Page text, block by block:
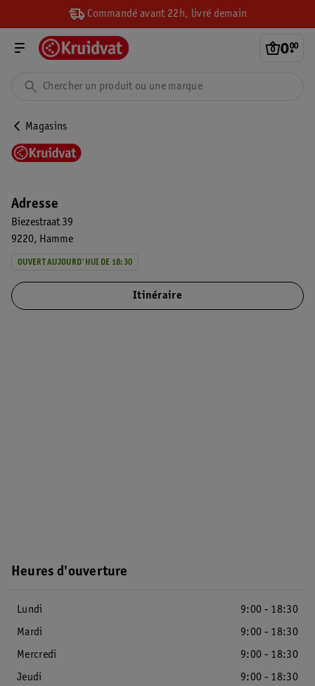
Commandé avant 22h, livré demain
0.
00
Magasins
Adresse
Biezestraat 39
9220
Hamme
OUVERT AUJOURD'HUI DE 18:30
Itinéraire
Heures d'ouverture
Lundi
9:00 - 18:30
Mardi
9:00 - 18:30
Mercredi
9:00 - 18:30
Jeudi
9:00 - 18:30